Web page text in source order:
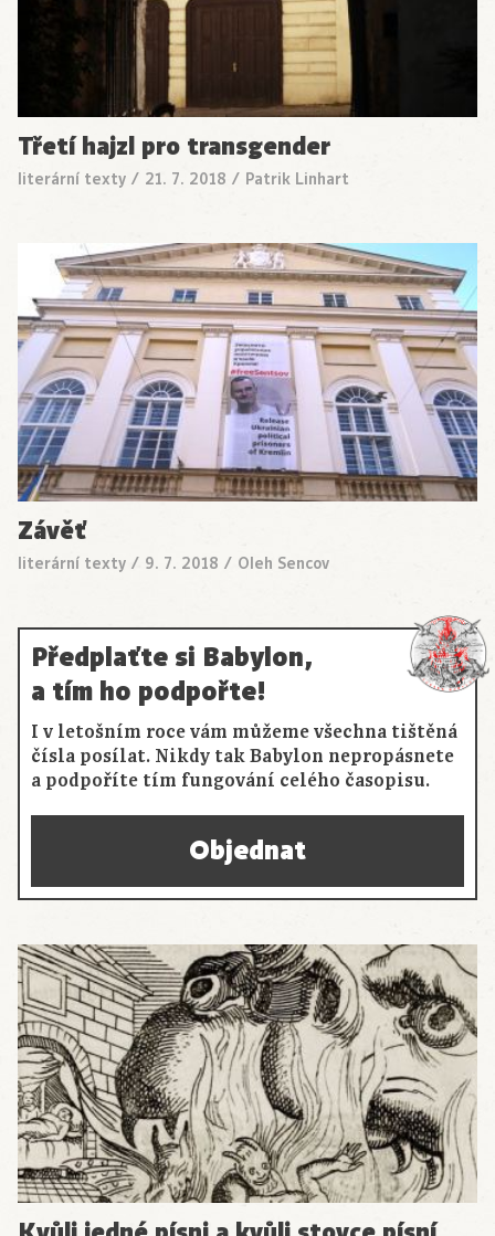
Třetí hajzl pro transgender
literární texty / 21. 7. 2018 / Patrik Linhart
Závěť
literární texty / 9. 7. 2018 / Oleh Sencov
Předplaťte si Babylon,
a tím ho podpořte!
I v letošním roce vám můžeme všechna tištěná
čísla posílat. Nikdy tak Babylon nepropásnete
a podpoříte tím fungování celého časopisu.
Objednat